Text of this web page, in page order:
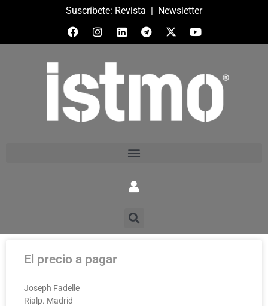
Suscríbete: Revista | Newsletter
El precio a pagar
Joseph Fadelle
Rialp. Madrid